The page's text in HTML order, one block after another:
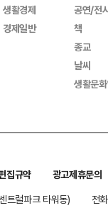
생활경제
경제일반
공연/전
책
종교
날씨
생활문
집규약
광고제휴문의
트럴파크 타워동)
전